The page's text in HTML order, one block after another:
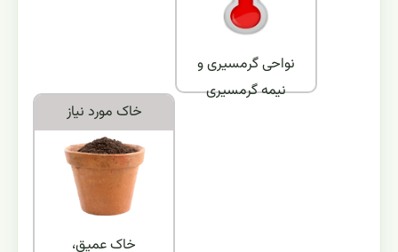
نواحی گرمسیری و
نیمه گرمسیری
خاک مورد نياز
خاک عمیق،